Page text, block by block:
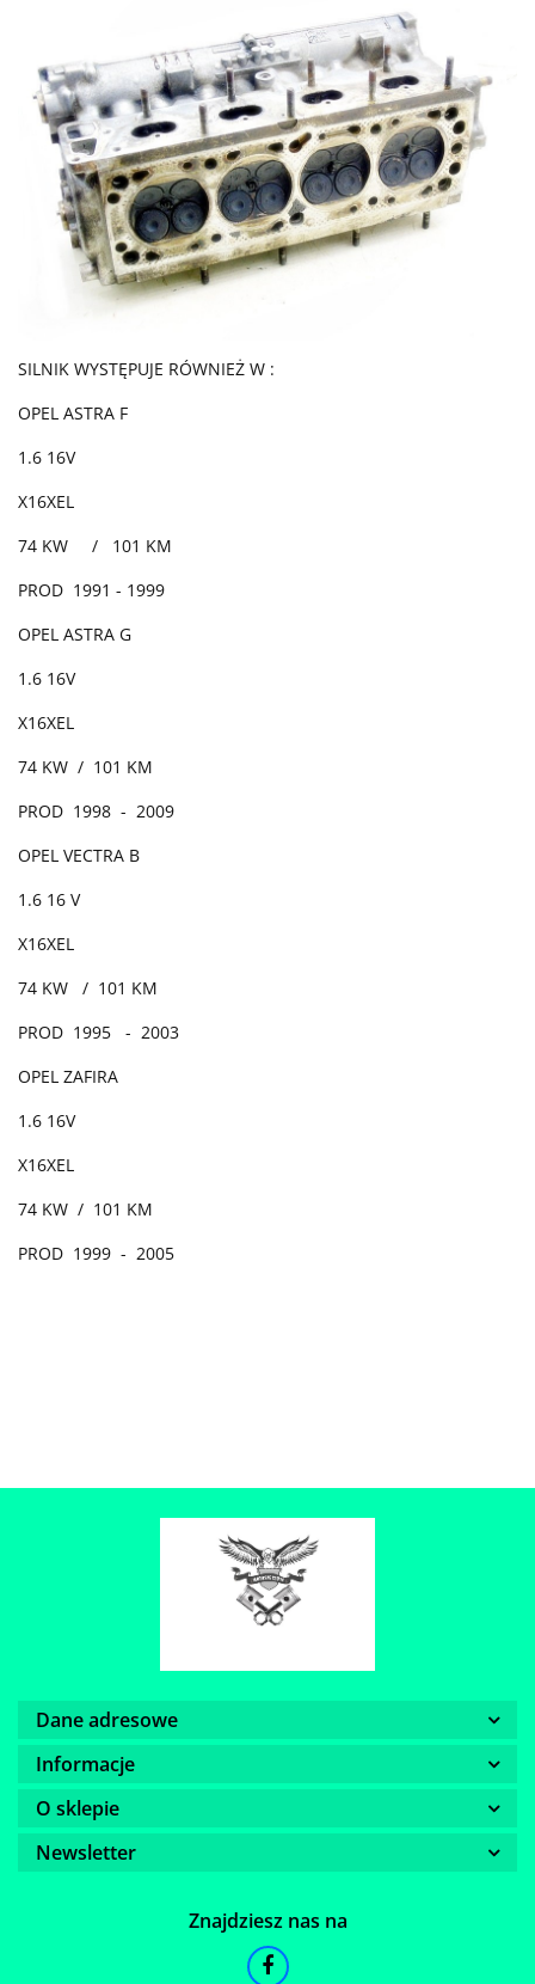
SILNIK WYSTĘPUJE RÓWNIEŻ W :
OPEL ASTRA F
1.6 16V
X16XEL
74 KW / 101 KM
PROD 1991 - 1999
OPEL ASTRA G
1.6 16V
X16XEL
74 KW / 101 KM
PROD 1998 - 2009
OPEL VECTRA B
1.6 16 V
X16XEL
74 KW / 101 KM
PROD 1995 - 2003
OPEL ZAFIRA
1.6 16V
X16XEL
74 KW / 101 KM
PROD 1999 - 2005
Dane adresowe
Informacje
O sklepie
Newsletter
Znajdziesz nas na